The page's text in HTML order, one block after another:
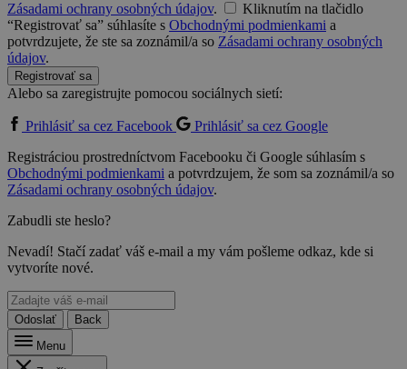
Zásadami ochrany osobných údajov.
Kliknutím na tlačidlo
“Registrovať sa” súhlasíte s Obchodnými podmienkami a
potvrdzujete, že ste sa zoznámil/a so Zásadami ochrany osobných
údajov.
Registrovať sa
Alebo sa zaregistrujte pomocou sociálnych sietí:
Prihlásiť sa cez Facebook
Prihlásiť sa cez Google
Registráciou prostredníctvom Facebooku či Google súhlasím s
Obchodnými podmienkami a potvrdzujem, že som sa zoznámil/a so
Zásadami ochrany osobných údajov.
Zabudli ste heslo?
Nevadí! Stačí zadať váš e-mail a my vám pošleme odkaz, kde si
vytvoríte nové.
Odoslať
Back
Menu